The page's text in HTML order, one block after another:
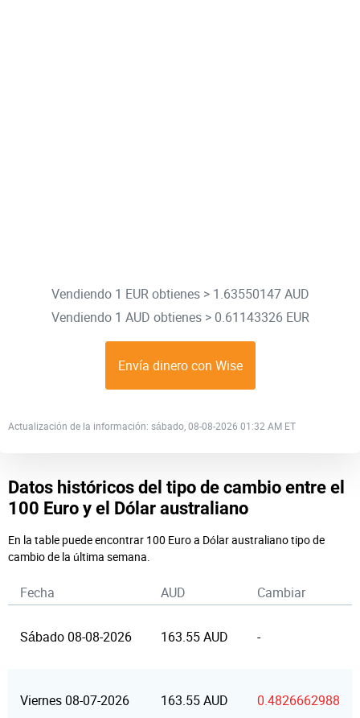
Vendiendo 1 EUR obtienes > 1.63550147 AUD
Vendiendo 1 AUD obtienes > 0.61143326 EUR
Envía dinero con Wise
Actualización de la información: sábado, 08-08-2026 01:32 AM ET
Datos históricos del tipo de cambio entre el
100 Euro y el Dólar australiano
En la table puede encontrar 100 Euro a Dólar australiano tipo de
cambio de la última semana.
Fecha AUD Cambiar
Sábado 08-08-2026 163.55 AUD -
Viernes 08-07-2026 163.55 AUD 0.4826662988